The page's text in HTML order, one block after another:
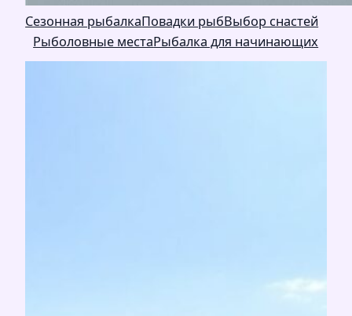
Сезонная рыбалкаПовадки рыбВыбор снастей
Рыболовные местаРыбалка для начинающих